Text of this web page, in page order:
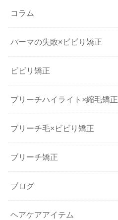
コラム
パーマの失敗×ビビり矯正
ビビリ矯正
ブリーチハイライト×縮毛矯正
ブリーチ毛×ビビり矯正
ブリーチ矯正
ブログ
ヘアケアアイテム